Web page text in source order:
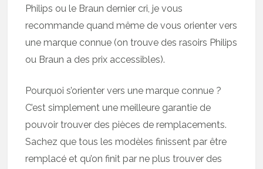
Philips ou le Braun dernier cri, je vous
recommande quand même de vous orienter vers
une marque connue (on trouve des rasoirs Philips
ou Braun a des prix accessibles).
Pourquoi s’orienter vers une marque connue ?
C’est simplement une meilleure garantie de
pouvoir trouver des pièces de remplacements.
Sachez que tous les modèles finissent par être
remplacé et qu’on finit par ne plus trouver des